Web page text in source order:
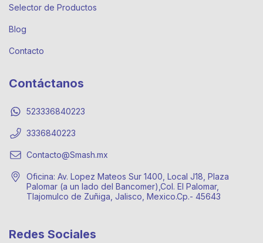
Selector de Productos
Blog
Contacto
Contáctanos
523336840223
3336840223
Contacto@Smash.mx
Oficina: Av. Lopez Mateos Sur 1400, Local J18, Plaza
Palomar (a un lado del Bancomer),Col. El Palomar,
Tlajomulco de Zuñiga, Jalisco, Mexico.Cp.- 45643
Redes Sociales